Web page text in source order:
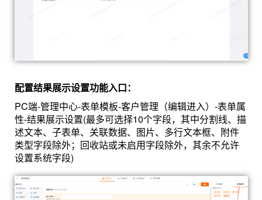
配置结果展示设置功能入口：
PC端-管理中心-表单模板-客户管理（编辑进入）-表单属
性-结果展示设置(最多可选择10个字段，其中分割线、描
述文本、子表单、关联数据、图片、多行文本框、附件
类型字段除外；回收站或未启用字段除外，其余不允许
设置系统字段)